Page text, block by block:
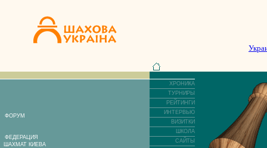
ФОРУМ
ФЕДЕРАЦИЯ
ШАХМАТ КИЕВА
ХРОНИКА
ТУРНИРЫ
РЕЙТИНГИ
ИНТЕРВЬЮ
ВИЗИТКИ
ШКОЛА
САЙТЫ